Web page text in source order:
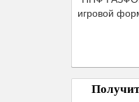
игровой